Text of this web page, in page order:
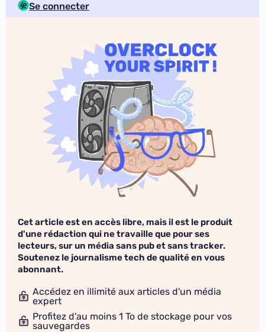
Se connecter
Cet article est en accès libre, mais il est le produit
d'une rédaction qui ne travaille que pour ses
lecteurs, sur un média sans pub et sans tracker.
Soutenez le journalisme tech de qualité en vous
abonnant.
Accédez en illimité aux articles d'un média
expert
Profitez d'au moins 1 To de stockage pour vos
sauvegardes